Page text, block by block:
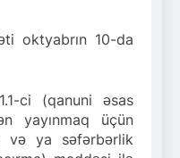
oktyabrın 10-da
ci (qanuni əsas
yayınmaq üçün
və ya səfərbərlik